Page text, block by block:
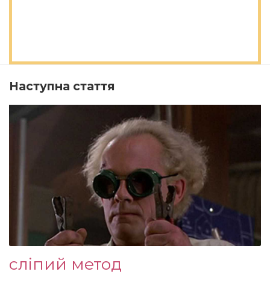
Наступна стаття
сліпий метод